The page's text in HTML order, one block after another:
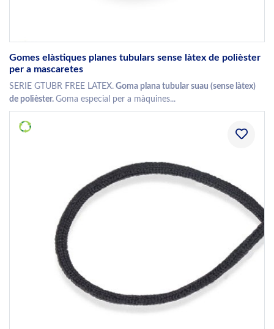
Gomes elàstiques planes tubulars sense làtex de polièster
per a mascaretes
SERIE GTUBR FREE LATEX. Goma plana tubular suau (sense làtex)
de polièster. Goma especial per a màquines...